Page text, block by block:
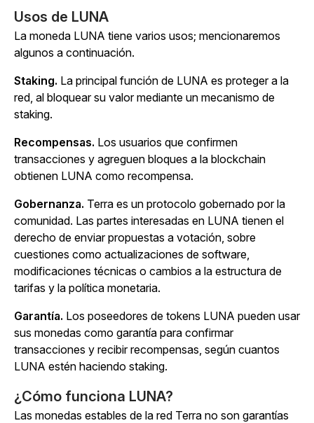
Usos de LUNA
La moneda LUNA tiene varios usos; mencionaremos
algunos a continuación.
Staking. La principal función de LUNA es proteger a la
red, al bloquear su valor mediante un mecanismo de
staking.
Recompensas. Los usuarios que confirmen
transacciones y agreguen bloques a la blockchain
obtienen LUNA como recompensa.
Gobernanza. Terra es un protocolo gobernado por la
comunidad. Las partes interesadas en LUNA tienen el
derecho de enviar propuestas a votación, sobre
cuestiones como actualizaciones de software,
modificaciones técnicas o cambios a la estructura de
tarifas y la política monetaria.
Garantía. Los poseedores de tokens LUNA pueden usar
sus monedas como garantía para confirmar
transacciones y recibir recompensas, según cuantos
LUNA estén haciendo staking.
¿Cómo funciona LUNA?
Las monedas estables de la red Terra no son garantías